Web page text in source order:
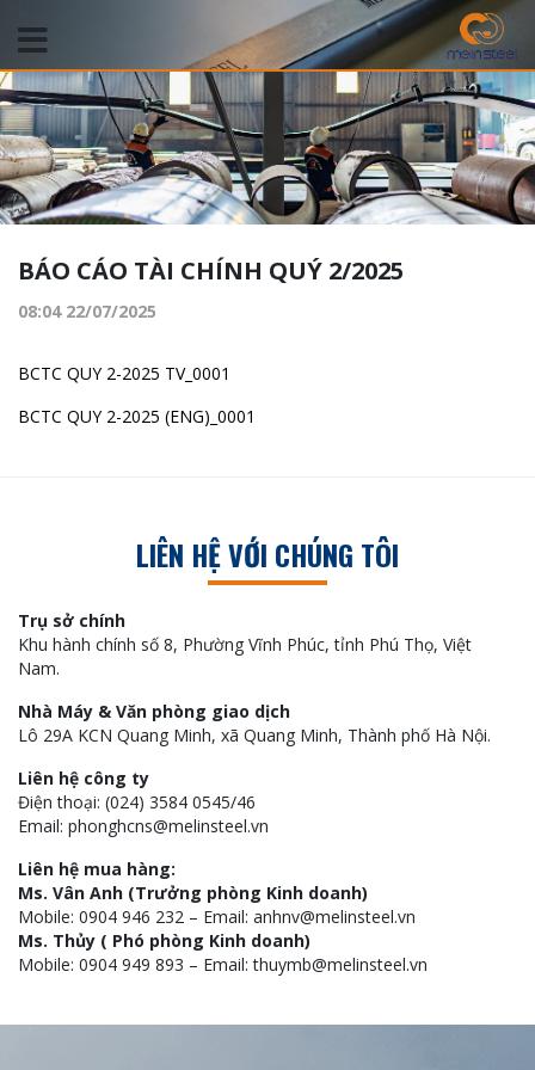
BÁO CÁO TÀI CHÍNH QUÝ 2/2025
08:04 22/07/2025
BCTC QUY 2-2025 TV_0001
BCTC QUY 2-2025 (ENG)_0001
LIÊN HỆ VỚI CHÚNG TÔI
Trụ sở chính
Khu hành chính số 8, Phường Vĩnh Phúc, tỉnh Phú Thọ, Việt
Nam.
Nhà Máy & Văn phòng giao dịch
Lô 29A KCN Quang Minh, xã Quang Minh, Thành phố Hà Nội.
Liên hệ công ty
Điện thoại: (024) 3584 0545/46
Email: phonghcns@melinsteel.vn
Liên hệ mua hàng:
Ms. Vân Anh (Trưởng phòng Kinh doanh)
Mobile: 0904 946 232 – Email: anhnv@melinsteel.vn
Ms. Thủy ( Phó phòng Kinh doanh)
Mobile: 0904 949 893 – Email: thuymb@melinsteel.vn